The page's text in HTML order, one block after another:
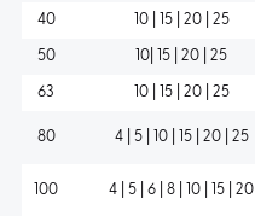
40 10 | 15 | 20 | 25
50 10| 15 | 20 | 25
63 10 | 15 | 20 | 25
80 4 | 5 | 10 | 15 | 20 | 25
100 4 | 5 | 6 | 8 | 10 | 15 | 20